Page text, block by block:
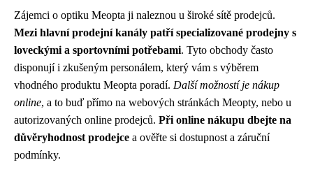
Zájemci o optiku Meopta ji naleznou u široké sítě prodejců.
Mezi hlavní prodejní kanály patří specializované prodejny s
loveckými a sportovními potřebami. Tyto obchody často
disponují i zkušeným personálem, který vám s výběrem
vhodného produktu Meopta poradí. Další možností je nákup
online, a to buď přímo na webových stránkách Meopty, nebo u
autorizovaných online prodejců. Při online nákupu dbejte na
důvěryhodnost prodejce a ověřte si dostupnost a záruční
podmínky.